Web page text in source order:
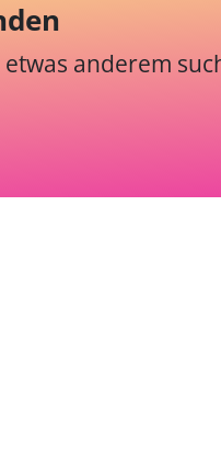
anderem